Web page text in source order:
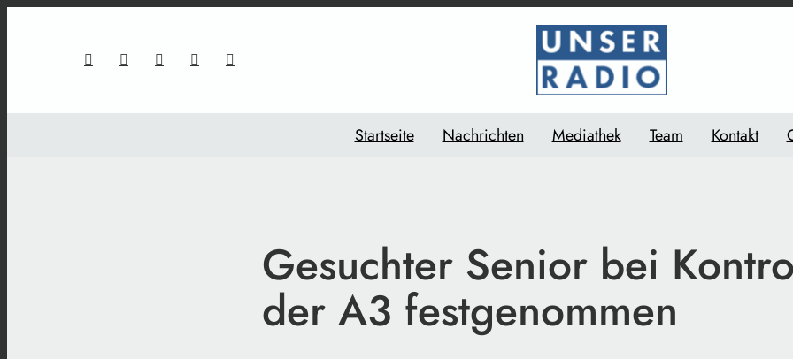
Startseite Nachrichten Mediathek Team Kontakt
Gesuchter Senior bei
der A3 festgenommen